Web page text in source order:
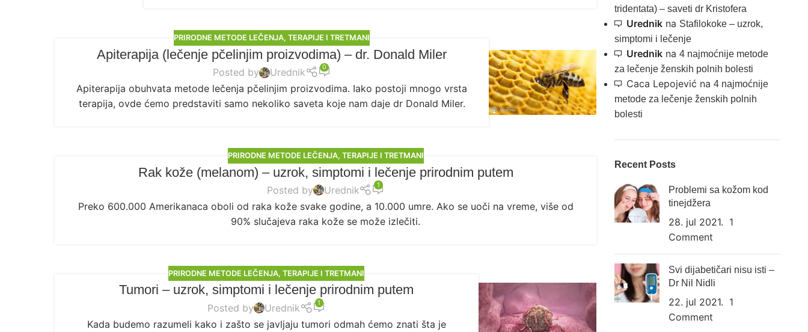
PRIRODNE METODE LEČENJA,TERAPIJE I TRETMANI
Apiterapija (lečenje pčelinjim proizvodima) – dr. Donald Miler
Posted by Urednik 0
Apiterapija obuhvata metode lečenja pčelinjim proizvodima. Iako postoji mnogo vrsta
terapija, ovde ćemo predstaviti samo nekoliko saveta koje nam daje dr Donald Miler.
PRIRODNE METODE LEČENJA, TERAPIJE I TRETMANI
Rak kože (melanom) – uzrok, simptomi i lečenje prirodnim putem
Posted by Urednik 1
Preko 600.000 Amerikanaca oboli od raka kože svake godine, a 10.000 umre. Ako se uoči na vreme, više od
90% slučajeva raka kože se može izlečiti.
PRIRODNE METODE LEČENJA,TERAPIJE I TRETMANI
Tumori – uzrok, simptomi i lečenje prirodnim putem
Posted by Urednik 1
Kada budemo razumeli kako i zašto se javljaju tumori odmah ćemo znati šta je
tridentata) – saveti dr Kristofera
Urednik na Stafilokoke – uzrok,
simptomi i lečenje
Urednik na4 najmoćnije metode
za lečenje ženskih polnih bolesti
Caca Lepojević na4 najmoćnije
metode za lečenje ženskih polnih
bolesti
Recent Posts
Problemi sa kožom kod
tinejdžera
28. jul 2021. 1
Comment
Svi dijabetičari nisu isti –
Dr Nil Nidli
22. jul 2021. 1
Comment